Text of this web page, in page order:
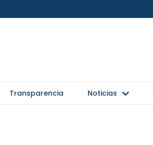
Transparencia Noticias